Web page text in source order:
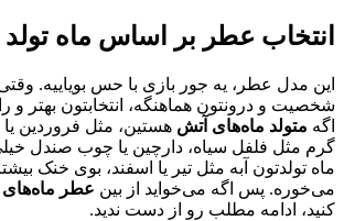
انتخاب عطر بر اساس ماه تولد
این مدل عطر، یه جور بازی با حس بویاییه.
شخصیت و درونتون هماهنگه، انتخابتون بهتر و
اگه متولد ماه‌های آتش هستین، مثل فروردین یا
گرم مثل فلفل سیاه، دارچین یا چوب صندل
ماه تولدتون آبه مثل تیر یا اسفند، بوی خنک
می‌خوره. پس اگه می‌خواید از بین عطر ماه‌های
کنید، ادامه مطلب رو از دست ندید.